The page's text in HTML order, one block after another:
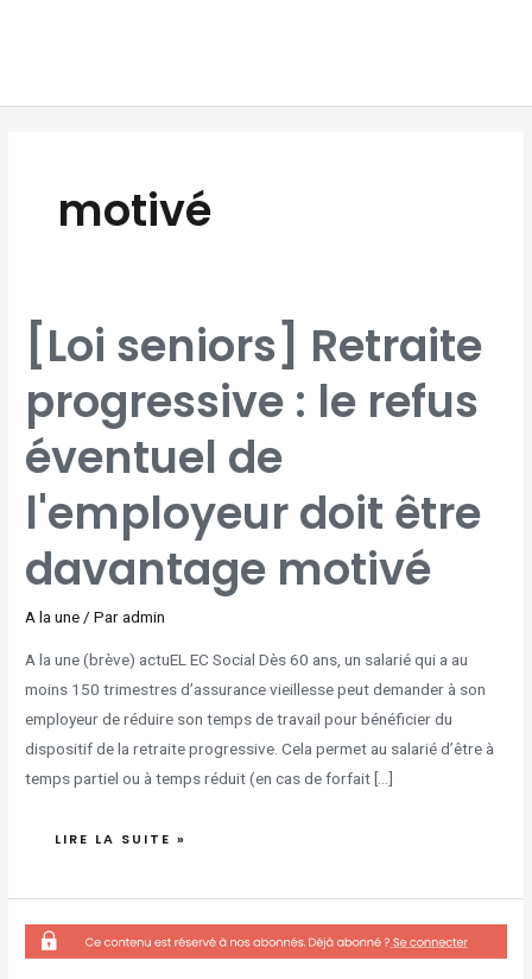
motivé
[Loi seniors] Retraite
progressive : le refus
éventuel de
l'employeur doit être
davantage motivé
A la une/ Paradmin
A la une (brève) actuEL EC Social Dès 60 ans, un salarié qui a au
moins 150 trimestres d’assurance vieillesse peut demander à son
employeur de réduire son temps de travail pour bénéficier du
dispositif de la retraite progressive. Cela permet au salarié d’être à
temps partiel ou à temps réduit (en cas de forfait […]
SENIORS]
RETRAITE
PROGRESSIVE
REFUS
ÉVENTUEL
DE
L'EMPLOYEUR
ÊTRE
DAVANTAGE
MOTIVÉ
LIRE LA SUITE »
AVIS
MOTIVÉ
DES
AUDITEURS